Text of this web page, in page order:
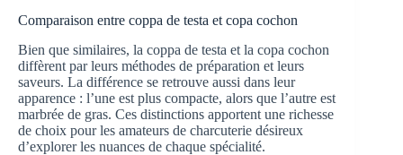
Comparaison entre coppa de testa et copa cochon
Bien que similaires, la coppa de testa et la copa cochon
diffèrent par leurs méthodes de préparation et leurs
saveurs. La différence se retrouve aussi dans leur
apparence : l’une est plus compacte, alors que l’autre est
marbrée de gras. Ces distinctions apportent une richesse
de choix pour les amateurs de charcuterie désireux
d’explorer les nuances de chaque spécialité.